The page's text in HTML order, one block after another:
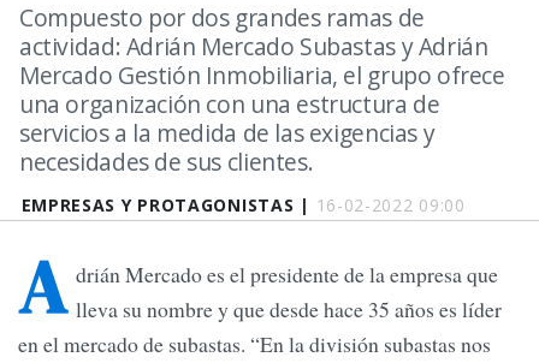
EMPRESAS Y PROTAGONISTAS | 16-02-2022 09:00
Compuesto por dos grandes ramas de
actividad: Adrián Mercado Subastas y Adrián
Mercado Gestión Inmobiliaria, el grupo ofrece
una organización con una estructura de
servicios a la medida de las exigencias y
necesidades de sus clientes.
A drián Mercado es el presidente de la empresa que
lleva su nombre y que desde hace 35 años es líder
en el mercado de subastas. “En la división subastas nos